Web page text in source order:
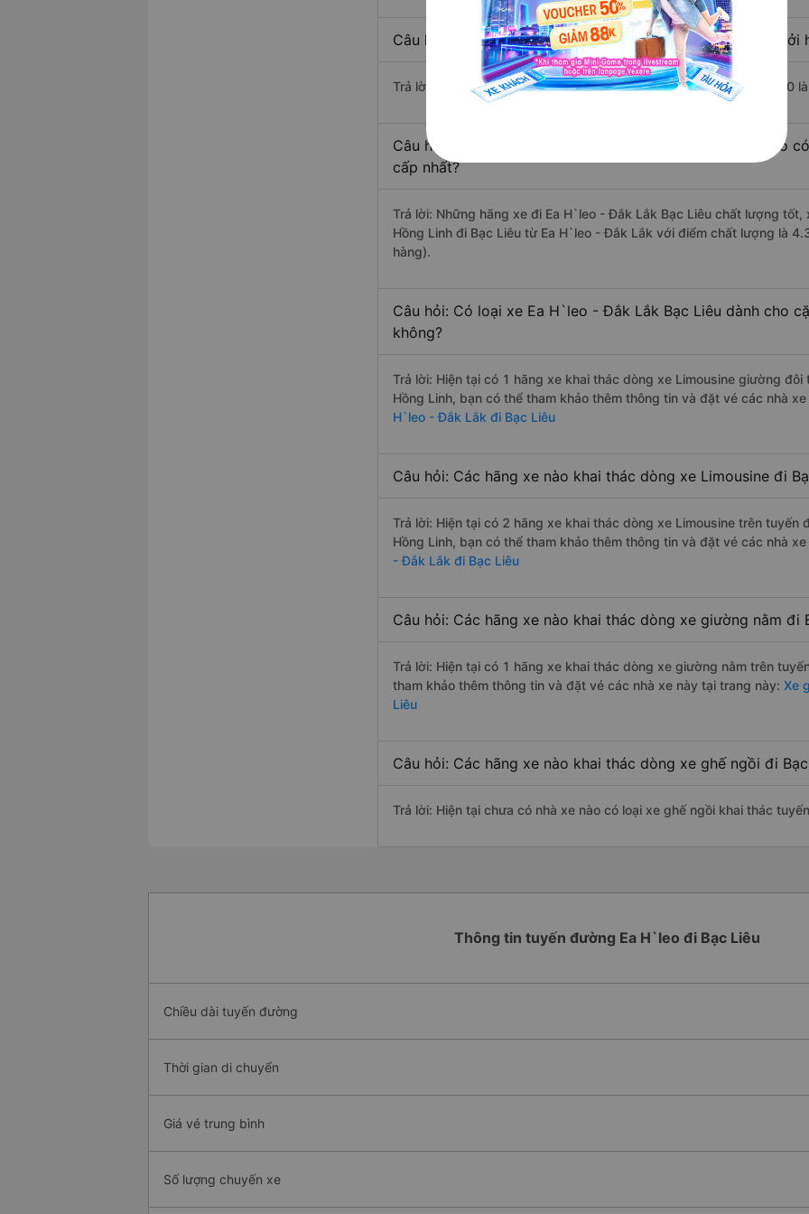
Câu hỏi: Nhà xe đi Bạc Liêu từ Ea H`leo - Đắk Lắk nào khởi
Trả lời: Chuyến xe có giờ xuất phát trễ (muộn) nhất là vào lúc 17:20
Câu hỏi: Review xe đi Bạc Liêu từ Ea H`leo - Đắk Lắk nào
cấp nhất?
Trả lời: Những hãng xe đi Ea H`leo - Đắk Lắk Bạc Liêu chất lượng
Hồng Linh đi Bạc Liêu từ Ea H`leo - Đắk Lắk với điểm chất lượng là
hàng).
Câu hỏi: Có loại xe Ea H`leo - Đắk Lắk Bạc Liêu dành cho
không?
Trả lời: Hiện tại có 1 hãng xe khai thác dòng xe Limousine giường
Hồng Linh, bạn có thể tham khảo thêm thông tin và đặt vé các nhà
H`leo - Đắk Lắk đi Bạc Liêu
Câu hỏi: Các hãng xe nào khai thác dòng xe Limousine đi
Trả lời: Hiện tại có 2 hãng xe khai thác dòng xe Limousine trên tuyến
Hồng Linh, bạn có thể tham khảo thêm thông tin và đặt vé các nhà
- Đắk Lắk đi Bạc Liêu
Câu hỏi: Các hãng xe nào khai thác dòng xe giường nằm
Trả lời: Hiện tại có 1 hãng xe khai thác dòng xe giường nằm trên
tham khảo thêm thông tin và đặt vé các nhà xe này tại trang này: Xe
Liêu
Câu hỏi: Các hãng xe nào khai thác dòng xe ghế ngồi đi
Trả lời: Hiện tại chưa có nhà xe nào có loại xe ghế ngồi khai thác
Thông tin tuyến đường Ea H`leo đi Bạc Liêu
Chiều dài tuyến đường
Thời gian di chuyển
Giá vé trung bình
Số lượng chuyến xe